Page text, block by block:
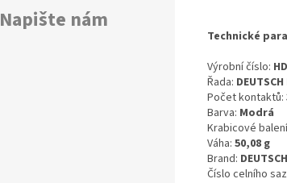
Napište nám
Technické
Výrobní číslo:
Řada:
Počet kontaktů:
Barva: Modrá
Krabicové
Váha: 50,08 g
Brand: DEUTSCH
Číslo celního